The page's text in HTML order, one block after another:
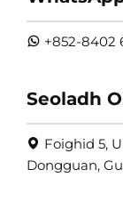
+852-8402
Seoladh
Foighid 5,
Dongguan,